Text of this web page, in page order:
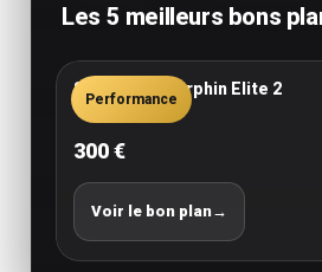
Les 5 meilleurs bons
Performance
Saucony Endorphin Elite 2
300 €
Voir le bon plan→